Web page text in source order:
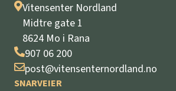
Vitensenter Nordland
Midtre gate 1
8624 Mo i Rana
907 06 200
post@vitensenternordland.no
SNARVEIER